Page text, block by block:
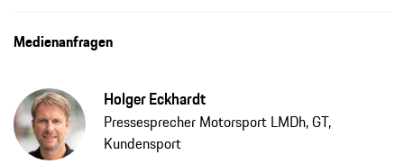
Medienanfragen
Holger Eckhardt
Pressesprecher Motorsport LMDh, GT,
Kundensport